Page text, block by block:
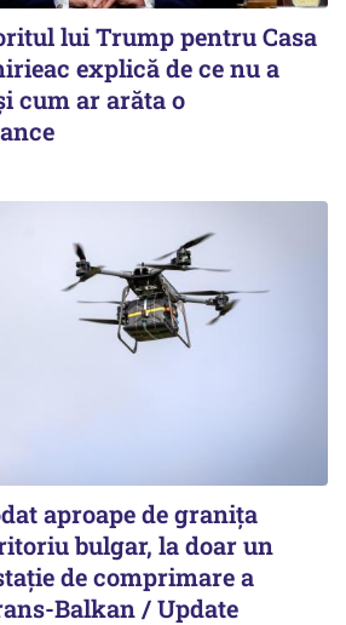
lui Trump pentru Casa
explică de ce nu a
cum ar arăta o
aproape de granița
bulgar, la doar un
de comprimare a
Balkan / Update